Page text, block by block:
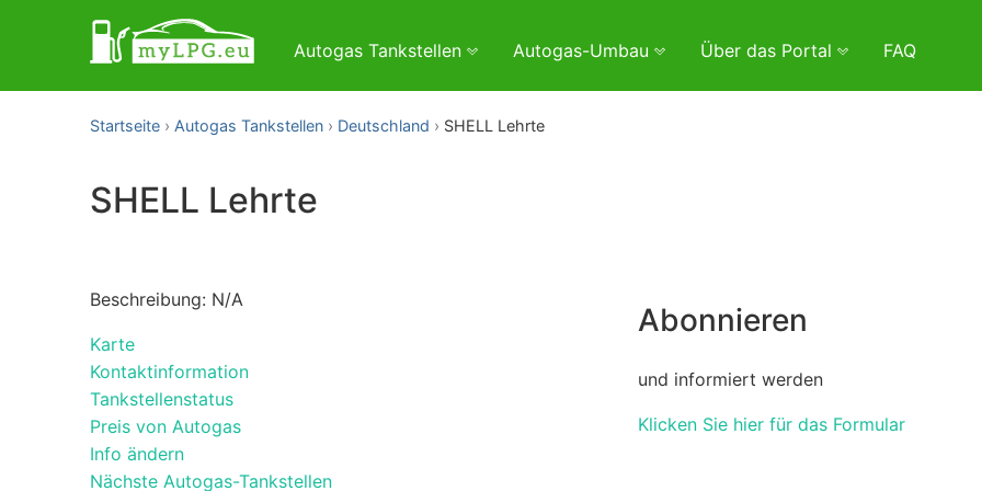
Autogas Tankstellen Autogas-Umbau Über das Portal FAQ
Startseite Autogas Tankstellen Deutschland SHELL Lehrte
SHELL Lehrte
Beschreibung: N/A
Karte
Kontaktinformation
Tankstellenstatus
Preis von Autogas
Info ändern
Nächste Autogas-Tankstellen
Abonnieren
und informiert werden
Klicken Sie hier für das Formular